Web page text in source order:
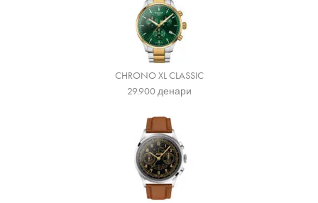
CHRONO XL CLASSIC
29.900денари